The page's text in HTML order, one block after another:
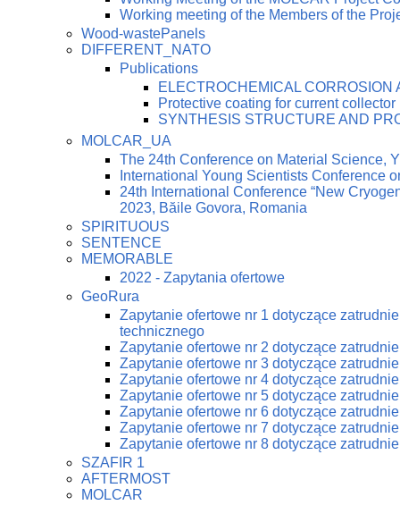
Working meeting of the Members of the
Wood-wastePanels
DIFFERENT_NATO
Publications
ELECTROCHEMICAL CORROSION
Protective coating for current
SYNTHESIS STRUCTURE AND
MOLCAR_UA
The 24th Conference on Material Science,
International Young Scientists Conference
24th International Conference “New
2023, Băile Govora, Romania
SPIRITUOUS
SENTENCE
MEMORABLE
2022 - Zapytania ofertowe
GeoRura
Zapytanie ofertowe nr 1 dotyczące
technicznego
Zapytanie ofertowe nr 2 dotyczące
Zapytanie ofertowe nr 3 dotyczące
Zapytanie ofertowe nr 4 dotyczące
Zapytanie ofertowe nr 5 dotyczące
Zapytanie ofertowe nr 6 dotyczące
Zapytanie ofertowe nr 7 dotyczące
Zapytanie ofertowe nr 8 dotyczące
SZAFIR 1
AFTERMOST
MOLCAR